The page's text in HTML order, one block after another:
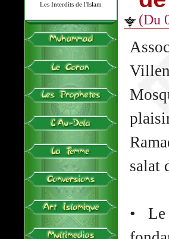
Les Interdits de l'Islam
(Du
salat
•